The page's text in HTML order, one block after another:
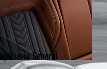
Tapisseria General